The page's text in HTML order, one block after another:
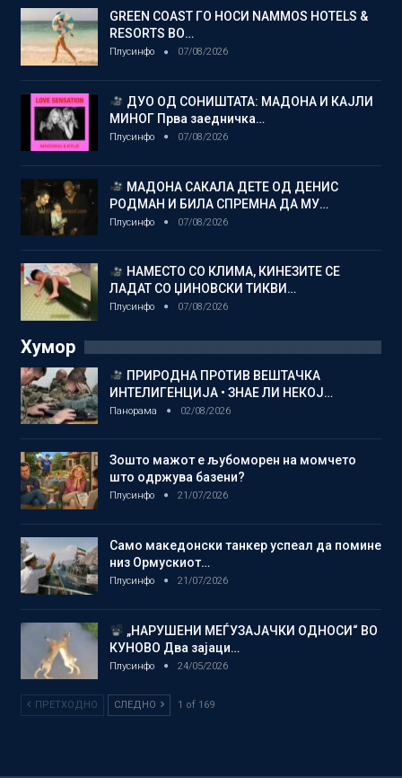
GREEN COAST ГО НОСИ NAMMOS HOTELS &
RESORTS ВО…
Плусинфо 07/08/2026
ДУО ОД СОНИШТАТА: МАДОНА И КАЈЛИ
МИНОГ Прва заедничка…
Плусинфо 07/08/2026
МАДОНА САКАЛА ДЕТЕ ОД ДЕНИС
РОДМАН И БИЛА СПРЕМНА ДА МУ…
Плусинфо 07/08/2026
НАМЕСТО СО КЛИМА, КИНЕЗИТЕ СЕ
ЛАДАТ СО ЏИНОВСКИ ТИКВИ…
Плусинфо 07/08/2026
Хумор
ПРИРОДНА ПРОТИВ ВЕШТАЧКА
ИНТЕЛИГЕНЦИЈА • ЗНАЕ ЛИ НЕКОЈ…
Панорама 02/08/2026
Зошто мажот е љубоморен на момчето
што одржува базени?
Плусинфо 21/07/2026
Само македонски танкер успеал да помине
низ Ормускиот…
Плусинфо 21/07/2026
„НАРУШЕНИ МЕЃУЗАЈАЧКИ ОДНОСИ“ ВО
КУНОВО Два зајаци…
Плусинфо 24/05/2026
ПРЕТХОДНО СЛЕДНО 1 of 169